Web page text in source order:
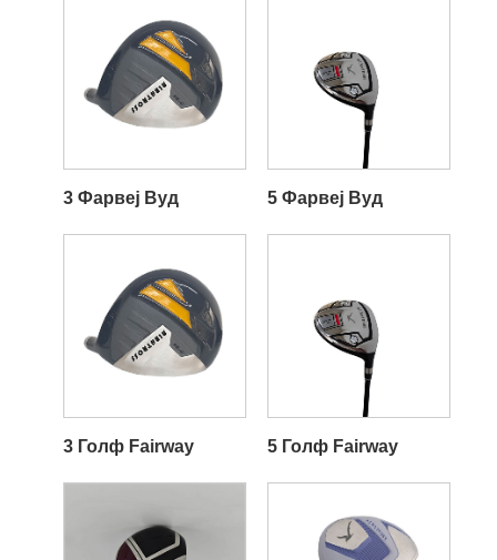
3 Фарвеј Вуд 5 Фарвеј Вуд
3 Голф Fairway 5 Голф Fairway